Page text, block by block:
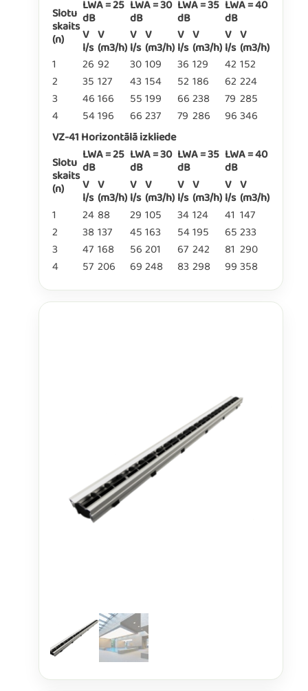
Slotu
skaits
(n)
LWA = 25
dB
LWA = 30
dB
LWA = 35
dB
LWA = 40
dB
V
l/s
V
(m3/h)
V
l/s
V
(m3/h)
V
l/s
V
(m3/h)
V
l/s
V
(m3/h)
1 2692 30109 36129 42152
2 35127 43154 52186 62224
3 46166 55199 66238 79285
4 54196 66237 79286 96346
VZ-41 Horizontālā izkliede
Slotu
skaits
(n)
LWA = 25
dB
LWA = 30
dB
LWA = 35
dB
LWA = 40
dB
V
l/s
V
(m3/h)
V
l/s
V
(m3/h)
V
l/s
V
(m3/h)
V
l/s
V
(m3/h)
1 2488 29105 34124 41 147
2 38137 45163 54195 65233
3 47168 56201 67242 81 290
4 57206 69248 83298 99358